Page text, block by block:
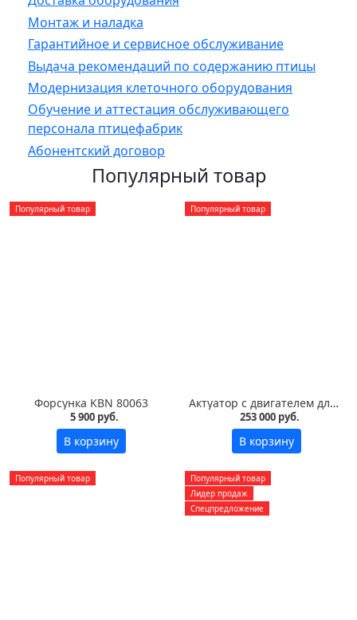
Монтаж и наладка
Гарантийное и сервисное обслуживание
Выдача рекомендаций по содержанию птицы
Модернизация клеточного оборудования
Обучение и аттестация обслуживающего
персонала птицефабрик
Абонентский договор
Популярный товар
Популярный товар
Форсунка KBN 80063
5 900 руб.
В корзину
Популярный товар
Актуатор с двигателем для инкубатора Pas Reform
253 000 руб.
В корзину
Популярный товар
Популярный товар
Лидер продаж
Спецпредложение